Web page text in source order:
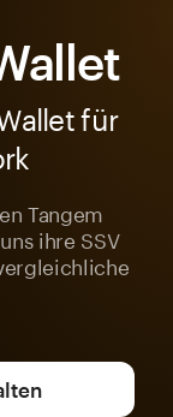
für
Tangem
ihre SSV